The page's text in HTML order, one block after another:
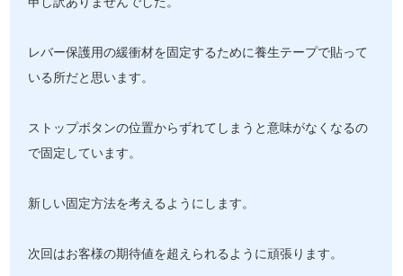
レバー保護用の緩衝材を固定するために養生テープで貼って
いる所だと思います。
ストップボタンの位置からずれてしまうと意味がなくなるの
で固定しています。
新しい固定方法を考えるようにします。
次回はお客様の期待値を超えられるように頑張ります。